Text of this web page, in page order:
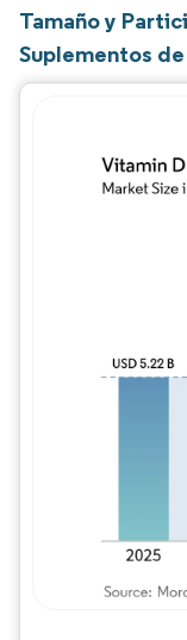
Tamaño y
Suplementos